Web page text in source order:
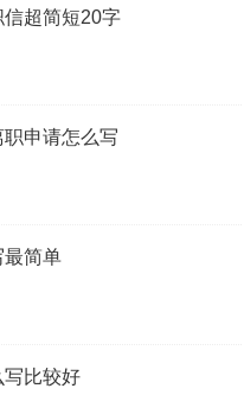
超简短20字
申请怎么写
最简单
写比较好